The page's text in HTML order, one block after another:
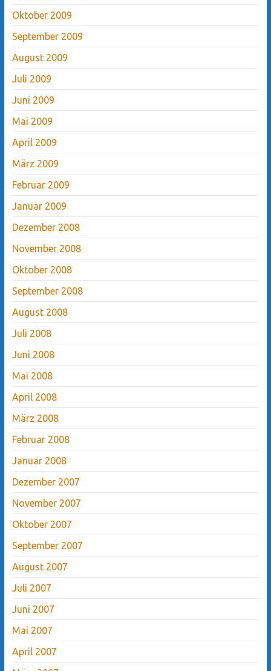
Oktober 2009
September 2009
August 2009
Juli 2009
Juni 2009
Mai 2009
April 2009
März 2009
Februar 2009
Januar 2009
Dezember 2008
November 2008
Oktober 2008
September 2008
August 2008
Juli 2008
Juni 2008
Mai 2008
April 2008
März 2008
Februar 2008
Januar 2008
Dezember 2007
November 2007
Oktober 2007
September 2007
August 2007
Juli 2007
Juni 2007
Mai 2007
April 2007